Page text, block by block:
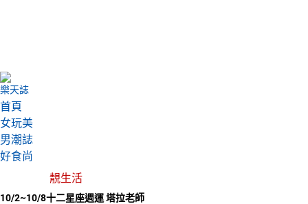
樂天誌
首頁
女玩美
男潮誌
好食尚
靚生活
10/2~10/8十二星座週運 塔拉老師